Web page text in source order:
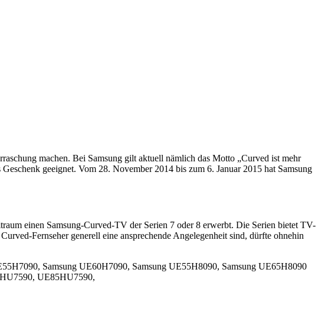
machen. Bei Samsung gilt aktuell nämlich das Motto „Curved ist mehr
geeignet. Vom 28. November 2014 bis zum 6. Januar 2015 hat Samsung
einen Samsung-Curved-TV der Serien 7 oder 8 erwerbt. Die Serien bietet TV-
Fernseher generell eine ansprechende Angelegenheit sind, dürfte ohnehin
Samsung UE60H7090, Samsung UE55H8090, Samsung UE65H8090
UE85HU7590,